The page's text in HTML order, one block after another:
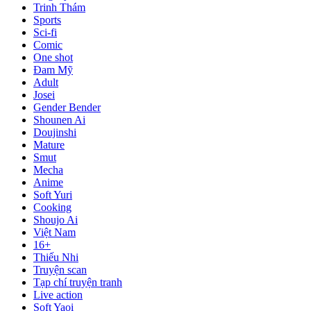
Trinh Thám
Sports
Sci-fi
Comic
One shot
Đam Mỹ
Adult
Josei
Gender Bender
Shounen Ai
Doujinshi
Mature
Smut
Mecha
Anime
Soft Yuri
Cooking
Shoujo Ai
Việt Nam
16+
Thiếu Nhi
Truyện scan
Tạp chí truyện tranh
Live action
Soft Yaoi